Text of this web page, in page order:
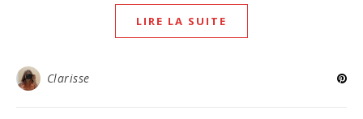
LIRE LA SUITE
Clarisse